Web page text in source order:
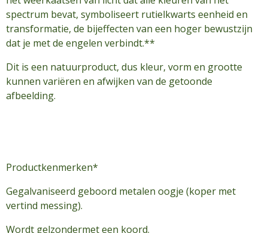
spectrum bevat, symboliseert rutielkwarts eenheid en
transformatie, de bijeffecten van een hoger bewustzijn
dat je met de engelen verbindt.**
Dit is een natuurproduct, dus kleur, vorm en grootte
kunnen variëren en afwijken van de getoonde
afbeelding.
Productkenmerken*
Gegalvaniseerd geboord metalen oogje (koper met
vertind messing).
Wordt gelzondermet een koord.